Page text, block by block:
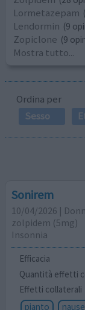
Lormetazepam
Lendormin (9
Zopiclone (9
Mostra tutto...
Ordina per
Sesso
Sonirem
10/04/2026 |
zolpidem (5mg)
Insonnia
Efficacia
Quantità effetti
Effetti collaterali
pianto